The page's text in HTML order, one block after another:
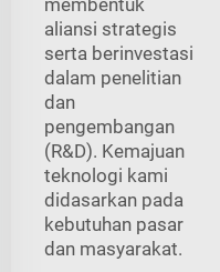
aliansi strategis
serta berinvestasi
dalam penelitian
dan
pengembangan
(R&D). Kemajuan
teknologi kami
didasarkan pada
kebutuhan pasar
dan masyarakat.